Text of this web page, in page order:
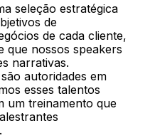
seleção estratégica
de
de cada cliente,
que nossos speakers
narrativas.
autoridades em
esses talentos
um treinamento que